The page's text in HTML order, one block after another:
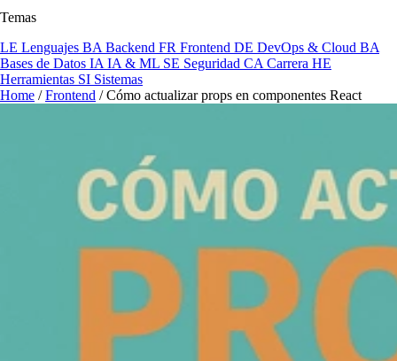
Temas
LE Lenguajes BA Backend FR Frontend DE DevOps & Cloud BA
Bases de Datos IA IA & ML SE Seguridad CA Carrera HE
Herramientas SI Sistemas
Home / Frontend / Cómo actualizar props en componentes React